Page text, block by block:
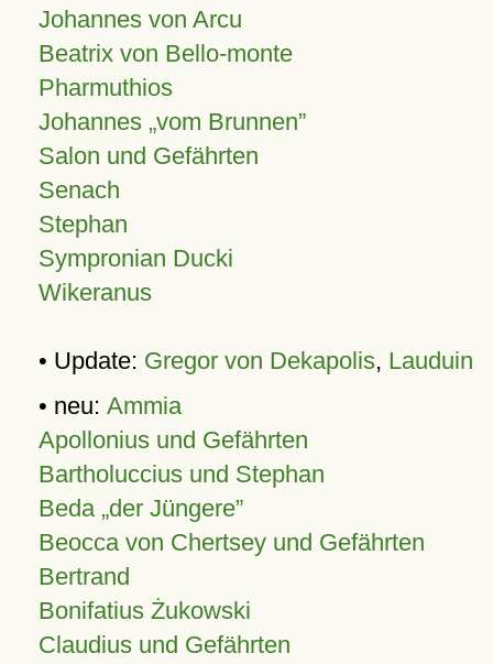
Johannes von Arcu
Beatrix von Bello-monte
Pharmuthios
Johannes vom Brunnen
Salon und Gefährten
Senach
Stephan
Sympronian Ducki
Wikeranus
• Update: Gregor von Dekapolis, Lauduin
• neu: Ammia
Apollonius und Gefährten
Bartholuccius und Stephan
Beda „der Jüngere”
Beocca von Chertsey und Gefährten
Bertrand
Bonifatius Żukowski
Claudius und Gefährten